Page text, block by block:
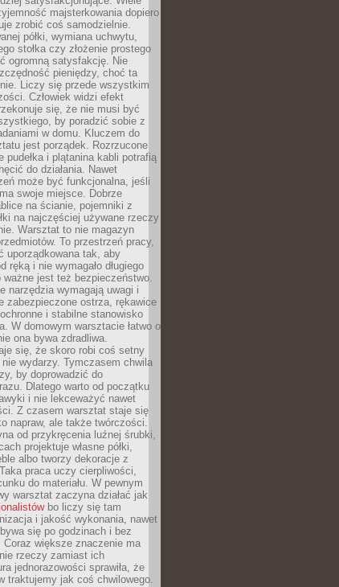
majsterkowania dopiero
zrobić coś samodzielnie.
półki, wymiana uchwytu,
stołka czy złożenie prostego
ogromną satysfakcję. Nie
pieniędzy, choć ta
Liczy się przede wszystkim
Człowiek widzi efekt
się, że nie musi być
by poradzić sobie z
w domu. Kluczem do
jest porządek. Rozrzucone
pudełka i plątanina kabli potrafią
do działania. Nawet
może być funkcjonalna, jeśli
swoje miejsce. Dobrze
na ścianie, pojemniki z
na najczęściej używane rzeczy
Warsztat to nie magazyn
To przestrzeń pracy,
uporządkowana tak, aby
ręką i nie wymagało długiego
ważne jest też bezpieczeństwo.
narzędzia wymagają uwagi i
zabezpieczone ostrza, rękawice
i stabilne stanowisko
W domowym warsztacie łatwo o
ona bywa zdradliwa.
się, że skoro robi coś setny
nie wydarzy. Tymczasem chwila
by doprowadzić do
Dlatego warto od początku
i nie lekceważyć nawet
Z czasem warsztat staje się
napraw, ale także twórczości.
od przykręcenia luźnej śrubki,
projektuje własne półki,
albo tworzy dekoracje z
praca uczy cierpliwości,
do materiału. W pewnym
warsztat zaczyna działać jak
bo liczy się tam
i jakość wykonania, nawet
się po godzinach i bez
Coraz większe znaczenie ma
rzeczy zamiast ich
jednorazowości sprawiła, że
traktujemy jak coś chwilowego.